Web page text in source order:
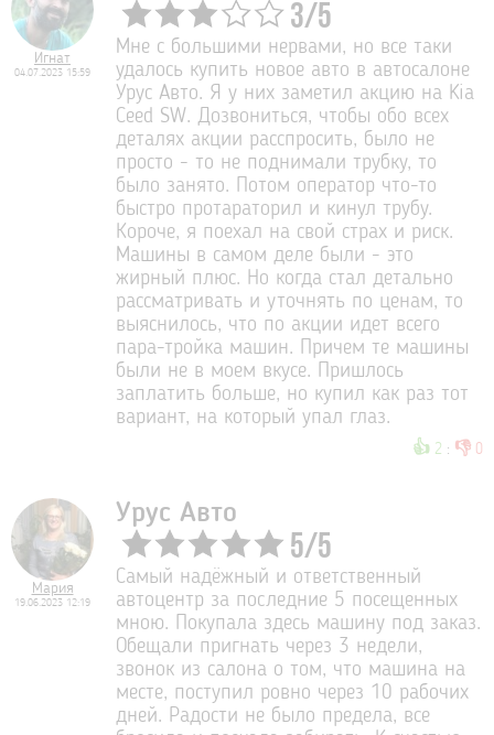
Игнат
04.07.2023 15:59
3/5
Мне с большими нервами, но все таки
удалось купить новое авто в автосалоне
Урус Авто. Я у них заметил акцию на Kia
Ceed SW. Дозвониться, чтобы обо всех
деталях акции расспросить, было не
просто - то не поднимали трубку, то
было занято. Потом оператор что-то
быстро протараторил и кинул трубу.
Короче, я поехал на свой страх и риск.
Машины в самом деле были - это
жирный плюс. Но когда стал детально
рассматривать и уточнять по ценам, то
выяснилось, что по акции идет всего
пара-тройка машин. Причем те машины
были не в моем вкусе. Пришлось
заплатить больше, но купил как раз тот
вариант, на который упал глаз.
👍 2 : 👎 0
Мария
19.06.2023 12:19
Урус Авто
5/5
Самый надёжный и ответственный
автоцентр за последние 5 посещенных
мною. Покупала здесь машину под заказ.
Обещали пригнать через 3 недели,
звонок из салона о том, что машина на
месте, поступил ровно через 10 рабочих
дней. Радости не было предела, все